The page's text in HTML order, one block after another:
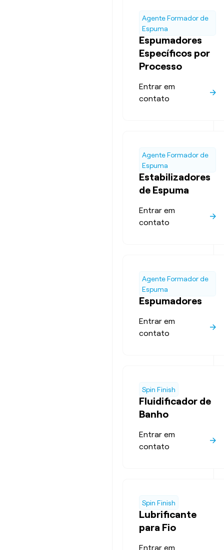
Agente Formador de
Espuma
Espumadores
Específicos por
Processo
Entrar em
contato
Agente Formador de
Espuma
Estabilizadores
de Espuma
Entrar em
contato
Agente Formador de
Espuma
Espumadores
Entrar em
contato
Spin Finish
Fluidificador de
Banho
Entrar em
contato
Spin Finish
Lubrificante
para Fio
Entrar em